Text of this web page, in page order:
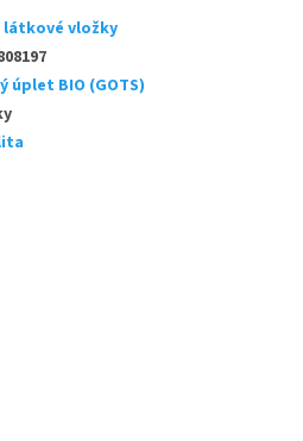
látkové vložky
úplet BIO (GOTS)